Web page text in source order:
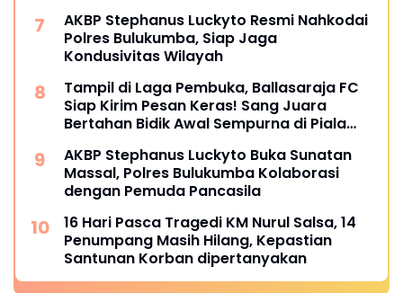
AKBP Stephanus Luckyto Resmi Nahkodai
Polres Bulukumba, Siap Jaga
Kondusivitas Wilayah
Tampil di Laga Pembuka, Ballasaraja FC
Siap Kirim Pesan Keras! Sang Juara
Bertahan Bidik Awal Sempurna di Piala
AKBP Stephanus Luckyto Buka Sunatan
Massal, Polres Bulukumba Kolaborasi
dengan Pemuda Pancasila
16 Hari Pasca Tragedi KM Nurul Salsa, 14
Penumpang Masih Hilang, Kepastian
Santunan Korban dipertanyakan